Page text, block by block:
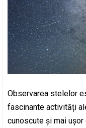
Observarea stelelor
fascinante activități
cunoscute și mai